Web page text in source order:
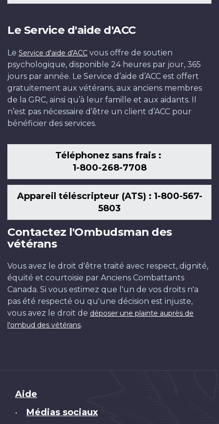
Le Service d'aide d'ACC
Le Service d'aide d'ACC vous offre de soutien
psychologique, disponible 24 heures par jour, 365
jours par année. Le Service d’aide d’ACC est offert
gratuitement aux vétérans, aux anciens membres
de la GRC, ainsi qu’à leur famille et aux aidants. Il
n’est pas nécessaire d’être un client d’ACC pour
bénéficier des services.
Téléphonez sans frais :
1-800-268-7708
Appareil téléscripteur (ATS) : 1-800-567-
5803
Contactez l'Ombudsman des
vétérans
Vous avez le droit d'être traité avec respect, dignité,
équité et courtoisie par Anciens Combattants
Canada. Si vous estimez que l'un de vos droits n'a
pas été respecté ou qu'une décision est injuste,
vous avez le droit de déposer une plainte auprès de
l'ombud des vétérans.
Brand
Aide
• Médias sociaux